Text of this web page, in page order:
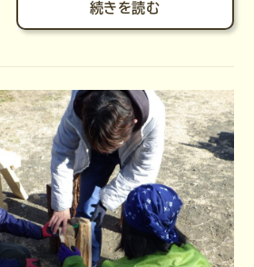
続きを読む